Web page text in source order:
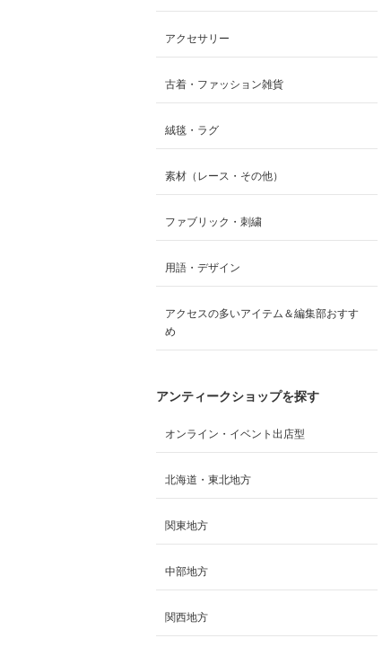
アクセサリー
古着・ファッション雑貨
絨毯・ラグ
素材（レース・その他）
ファブリック・刺繍
用語・デザイン
アクセスの多いアイテム＆編集部おすす
め
アンティークショップを探す
オンライン・イベント出店型
北海道・東北地方
関東地方
中部地方
関西地方